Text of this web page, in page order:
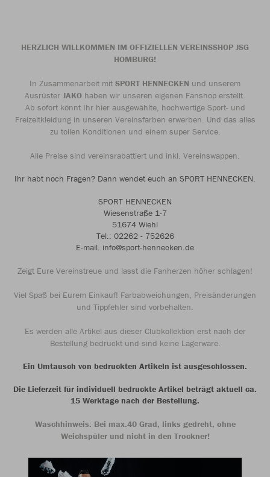
HERZLICH WILLKOMMEN IM OFFIZIELLEN VEREINSSHOP JSG
HOMBURG!
In Zusammenarbeit mit SPORT HENNECKEN und unserem
Ausrüster JAKO haben wir unseren eigenen Fanshop erstellt.
Ab sofort könnt Ihr hier ausgewählte, hochwertige Sport- und
Freizeitkleidung in unseren Vereinsfarben erwerben. Und das alles
zu tollen Konditionen und einem super Service.
Alle Preise sind vereinsrabattiert und inkl. Vereinswappen.
Ihr habt noch Fragen? Dann wendet euch an SPORT HENNECKEN.
SPORT HENNECKEN
Wiesenstraße 1-7
51674 Wiehl
Tel.: 02262 - 752626
E-mail. info@sport-hennecken.de
Zeigt Eure Vereinstreue und lasst die Fanherzen höher schlagen!
Viel Spaß bei Eurem Einkauf! Farbabweichungen, Preisänderungen
und Tippfehler sind vorbehalten.
Es werden alle Artikel aus dieser Clubkollektion erst nach der
Bestellung bedruckt und sind keine Lagerware.
Ein Umtausch von bedruckten Artikeln ist ausgeschlossen.
Die Lieferzeit für individuell bedruckte Artikel beträgt aktuell ca.
15 Werktage nach der Bestellung.
Waschhinweis: Bei max.40 Grad, links gedreht, ohne
Weichspüler und nicht in den Trockner!